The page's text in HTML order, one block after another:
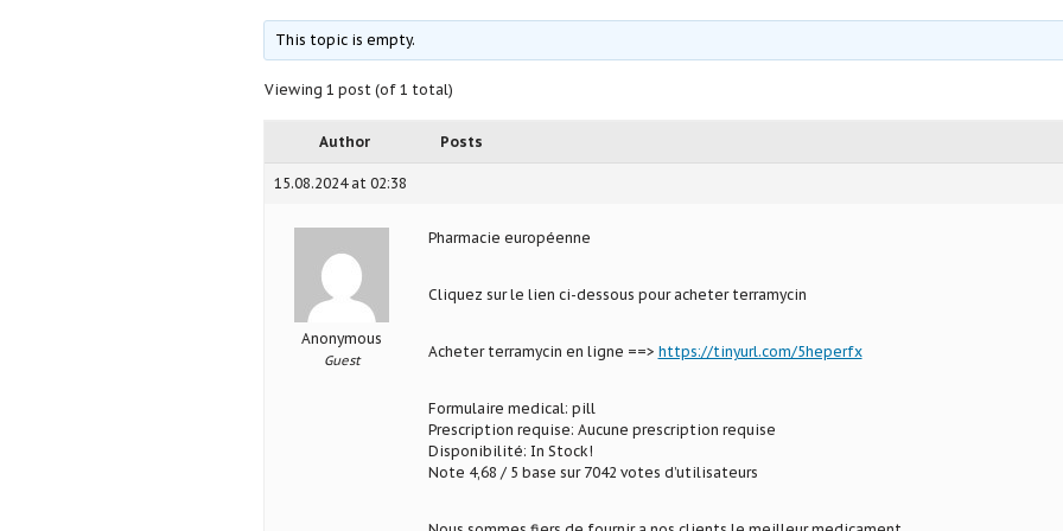
This topic is empty.
Viewing 1 post (of 1 total)
Author Posts
15.08.2024 at 02:38
Anonymous
Guest
Pharmacie européenne
Cliquez sur le lien ci-dessous pour acheter terramycin
Acheter terramycin en ligne ==> https://tinyurl.com/5heperfx
Formulaire medical: pill
Prescription requise: Aucune prescription requise
Disponibilité: In Stock!
Note 4,68 / 5 base sur 7042 votes d’utilisateurs